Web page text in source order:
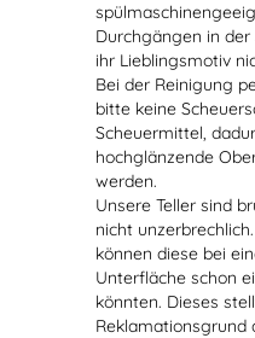
Durchgängen in
ihr Lieblingsmotiv
Bei der Reinigung
bitte keine
Scheuermittel,
hochglänzende
werden.
Unsere Teller sind
nicht
können diese bei
Unterfläche schon
könnten. Dieses
Reklamationsgrund